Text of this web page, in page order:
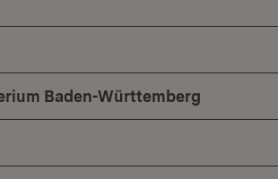
Baden-Württemberg